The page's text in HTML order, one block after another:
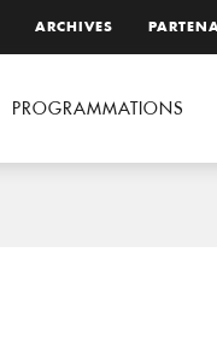
ARCHIVES
PROGRAMMATIONS